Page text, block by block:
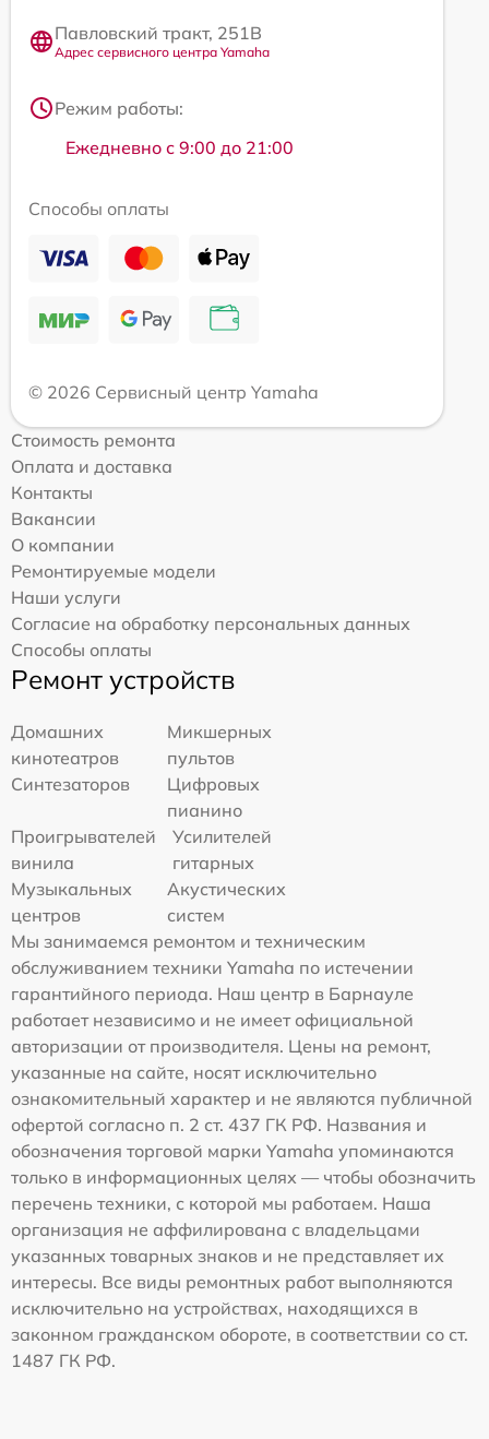
Павловский тракт, 251В
Адрес сервисного центра Yamaha
Режим работы:
Ежедневно с 9:00 до 21:00
Способы оплаты
© 2026 Сервисный центр Yamaha
Стоимость ремонта
Оплата и доставка
Контакты
Вакансии
О компании
Ремонтируемые модели
Наши услуги
Согласие на обработку персональных данных
Способы оплаты
Ремонт устройств
Домашних
кинотеатров
Микшерных
пультов
Синтезаторов
Цифровых
пианино
Проигрывателей
винила
Усилителей
гитарных
Музыкальных
центров
Акустических
систем
Мы занимаемся ремонтом и техническим
обслуживанием техники Yamaha по истечении
гарантийного периода. Наш центр в Барнауле
работает независимо и не имеет официальной
авторизации от производителя. Цены на ремонт,
указанные на сайте, носят исключительно
ознакомительный характер и не являются публичной
офертой согласно п. 2 ст. 437 ГК РФ. Названия и
обозначения торговой марки Yamaha упоминаются
только в информационных целях — чтобы обозначить
перечень техники, с которой мы работаем. Наша
организация не аффилирована с владельцами
указанных товарных знаков и не представляет их
интересы. Все виды ремонтных работ выполняются
исключительно на устройствах, находящихся в
законном гражданском обороте, в соответствии со ст.
1487 ГК РФ.